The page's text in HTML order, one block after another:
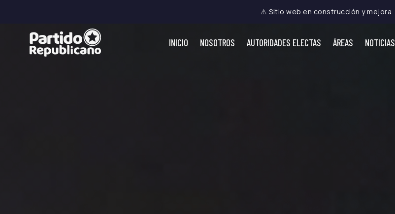
⚠ Sitio web en construcción y mejora
INICIO NOSOTROS AUTORIDADES ELECTAS ÁREAS NOTICIAS